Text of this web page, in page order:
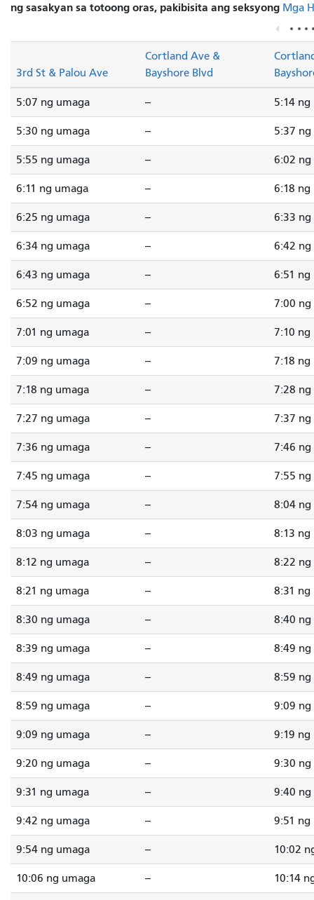
ng sasakyan sa totoong oras, pakibisita ang seksyong Mga
3rd St & Palou Ave
Cortland Ave &
Bayshore Blvd
5:07 ng umaga -- 5:14 ng
5:30 ng umaga -- 5:37 ng
5:55 ng umaga -- 6:02 ng
6:11 ng umaga -- 6:18 ng
6:25 ng umaga -- 6:33 ng
6:34 ng umaga -- 6:42 ng
6:43 ng umaga -- 6:51 ng
6:52 ng umaga -- 7:00 ng
7:01 ng umaga -- 7:10 ng
7:09 ng umaga -- 7:18 ng
7:18 ng umaga -- 7:28 ng
7:27 ng umaga -- 7:37 ng
7:36 ng umaga -- 7:46 ng
7:45 ng umaga -- 7:55 ng
7:54 ng umaga -- 8:04 ng
8:03 ng umaga -- 8:13 ng
8:12 ng umaga -- 8:22 ng
8:21 ng umaga -- 8:31 ng
8:30 ng umaga -- 8:40 ng
8:39 ng umaga -- 8:49 ng
8:49 ng umaga -- 8:59 ng
8:59 ng umaga -- 9:09 ng
9:09 ng umaga -- 9:19 ng
9:20 ng umaga -- 9:30 ng
9:31 ng umaga -- 9:40 ng
9:42 ng umaga -- 9:51 ng
9:54 ng umaga -- 10:02
10:06 ng umaga -- 10:14